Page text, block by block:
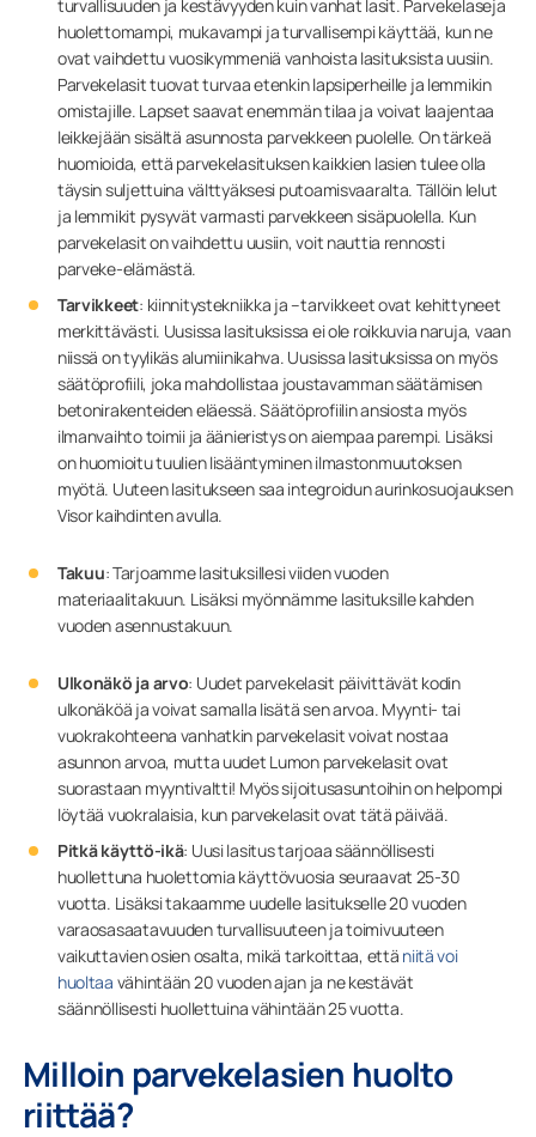
turvallisuuden ja kestävyyden kuin vanhat lasit. Parvekelaseja
huolettomampi, mukavampi ja turvallisempi käyttää, kun ne
ovat vaihdettu vuosikymmeniä vanhoista lasituksista uusiin.
Parvekelasit tuovat turvaa etenkin lapsiperheille ja lemmikin
omistajille. Lapset saavat enemmän tilaa ja voivat laajentaa
leikkejään sisältä asunnosta parvekkeen puolelle. On tärkeä
huomioida, että parvekelasituksen kaikkien lasien tulee olla
täysin suljettuina välttyäksesi putoamisvaaralta. Tällöin lelut
ja lemmikit pysyvät varmasti parvekkeen sisäpuolella. Kun
parvekelasit on vaihdettu uusiin, voit nauttia rennosti
parveke-elämästä.
Tarvikkeet: kiinnitystekniikka ja –tarvikkeet ovat kehittyneet
merkittävästi. Uusissa lasituksissa ei ole roikkuvia naruja, vaan
niissä on tyylikäs alumiinikahva. Uusissa lasituksissa on myös
säätöprofiili, joka mahdollistaa joustavamman säätämisen
betonirakenteiden eläessä. Säätöprofiilin ansiosta myös
ilmanvaihto toimii ja äänieristys on aiempaa parempi. Lisäksi
on huomioitu tuulien lisääntyminen ilmastonmuutoksen
myötä. Uuteen lasitukseen saa integroidun aurinkosuojauksen
Visor kaihdinten avulla.
Takuu: Tarjoamme lasituksillesi viiden vuoden
materiaalitakuun. Lisäksi myönnämme lasituksille kahden
vuoden asennustakuun.
Ulkonäkö ja arvo: Uudet parvekelasit päivittävät kodin
ulkonäköä ja voivat samalla lisätä sen arvoa. Myynti- tai
vuokrakohteena vanhatkin parvekelasit voivat nostaa
asunnon arvoa, mutta uudet Lumon parvekelasit ovat
suorastaan myyntivaltti! Myös sijoitusasuntoihin on helpompi
löytää vuokralaisia, kun parvekelasit ovat tätä päivää.
Pitkä käyttö-ikä: Uusi lasitus tarjoaa säännöllisesti
huollettuna huolettomia käyttövuosia seuraavat 25-30
vuotta. Lisäksi takaamme uudelle lasitukselle 20 vuoden
varaosasaatavuuden turvallisuuteen ja toimivuuteen
vaikuttavien osien osalta, mikä tarkoittaa, että niitä voi
huoltaa vähintään 20 vuoden ajan ja ne kestävät
säännöllisesti huollettuina vähintään 25 vuotta.
Milloin parvekelasien huolto
riittää?